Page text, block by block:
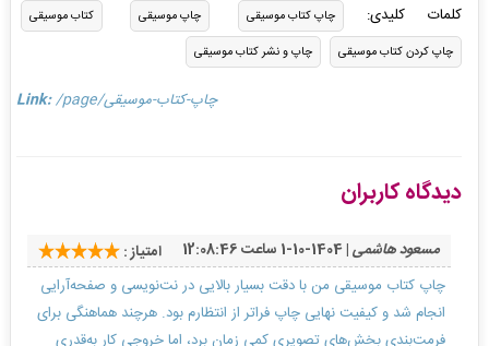
کلمات کلیدی: چاپ کتاب موسیقی چاپ موسیقی
کتاب موسیقی
چاپ کردن کتاب موسیقی
چاپ و نشر کتاب موسیقی
Link: /page/چاپ-کتاب-موسیقی
دیدگاه کاربران
مسعود هاشمی| 1404-10-1 ساعت 12:08:46
امتیاز :
چاپ کتاب موسیقی من با دقت بسیار بالایی در نت‌نویسی و صفحه‌آرایی
انجام شد و کیفیت نهایی چاپ فراتر از انتظارم بود. هرچند هماهنگی برای
فرمت‌بندی بخش‌های تصویری کمی زمان برد، اما خروجی کار به‌قدری